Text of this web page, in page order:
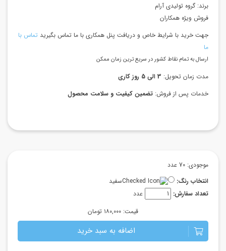
برند: گروه تولیدی آرام
فروش ویژه همکاران
جهت خرید با شرایط خاص و دریافت پنل همکاری با ما تماس بگیرید تماس با
ما
ارسال به تمام نقاط کشور در سریع ترین زمان ممکن
مدت زمان تحویل: 3 الی 5 روز کاری
خدمات پس از فروش: تضمین کیفیت و سلامت محصول
موجودی: 70 عدد
انتخاب رنگ:
سفید
تعداد سفارش:
عدد
قیمت: ۱۸۰,۰۰۰ تومان
اضافه به سبد خرید